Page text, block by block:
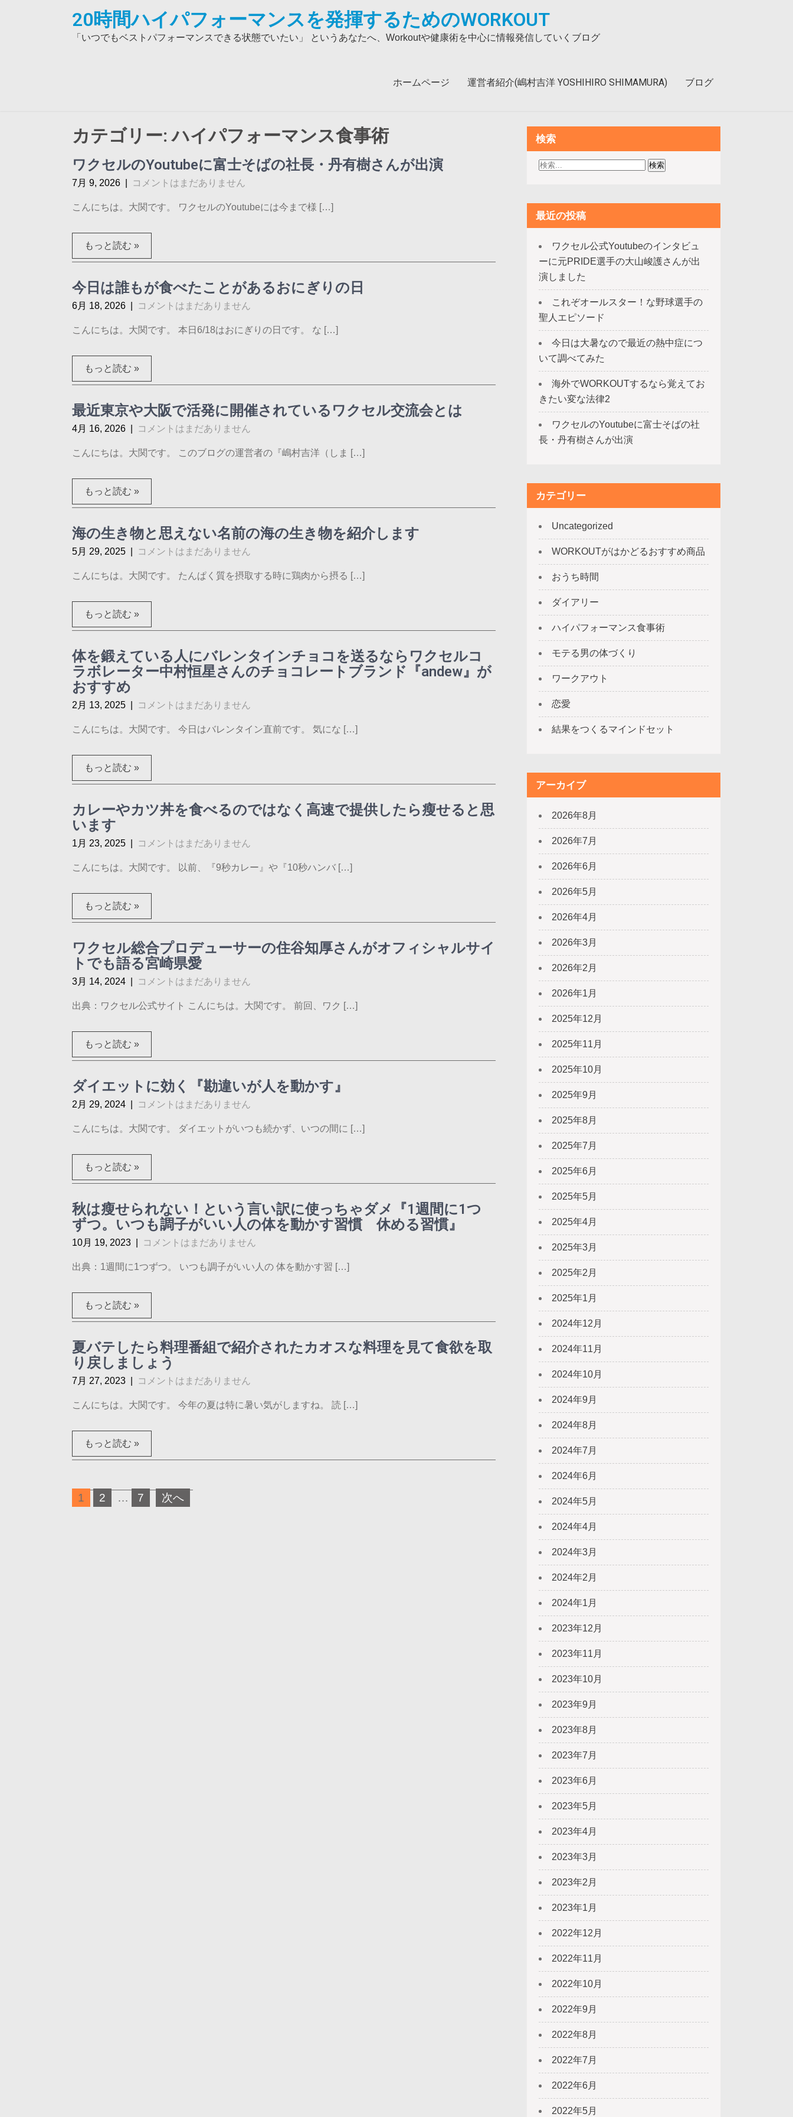
20時間ハイパフォーマンスを発揮するためのWORKOUT
「いつでもベストパフォーマンスできる状態でいたい」 というあなたへ、Workoutや健康術を中心に情報発信していくブログ
ホームページ 運営者紹介(嶋村吉洋 YOSHIHIRO SHIMAMURA) ブログ
カテゴリー:ハイパフォーマンス食事術
ワクセルのYoutubeに富士そばの社長・丹有樹さんが出演
7月 9, 2026 コメントはまだありません
こんにちは。大関です。 ワクセルのYoutubeには今まで様 […]
もっと読む »
今日は誰もが食べたことがあるおにぎりの日
6月 18, 2026 コメントはまだありません
こんにちは。大関です。 本日6/18はおにぎりの日です。 な […]
もっと読む »
最近東京や大阪で活発に開催されているワクセル交流会とは
4月 16, 2026 コメントはまだありません
こんにちは。大関です。 このブログの運営者の『嶋村吉洋（しま […]
もっと読む »
海の生き物と思えない名前の海の生き物を紹介します
5月 29, 2025 コメントはまだありません
こんにちは。大関です。 たんぱく質を摂取する時に鶏肉から摂る […]
もっと読む »
体を鍛えている人にバレンタインチョコを送るならワクセルコ
ラボレーター中村恒星さんのチョコレートブランド『andew』が
おすすめ
2月 13, 2025 コメントはまだありません
こんにちは。大関です。 今日はバレンタイン直前です。 気にな […]
もっと読む »
カレーやカツ丼を食べるのではなく高速で提供したら瘦せると思
います
1月 23, 2025 コメントはまだありません
こんにちは。大関です。 以前、『9秒カレー』や『10秒ハンバ […]
もっと読む »
ワクセル総合プロデューサーの住谷知厚さんがオフィシャルサイ
トでも語る宮崎県愛
3月 14, 2024 コメントはまだありません
出典：ワクセル公式サイト こんにちは。大関です。 前回、ワク […]
もっと読む »
ダイエットに効く『勘違いが人を動かす』
2月 29, 2024 コメントはまだありません
こんにちは。大関です。 ダイエットがいつも続かず、いつの間に […]
もっと読む »
秋は瘦せられない！という言い訳に使っちゃダメ『1週間に1つ
ずつ。いつも調子がいい人の体を動かす習慣 休める習慣』
10月 19, 2023 コメントはまだありません
出典：1週間に1つずつ。 いつも調子がいい人の 体を動かす習 […]
もっと読む »
夏バテしたら料理番組で紹介されたカオスな料理を見て食欲を取
り戻しましょう
7月 27, 2023 コメントはまだありません
こんにちは。大関です。 今年の夏は特に暑い気がしますね。 読 […]
もっと読む »
投
稿
1 2 … 7 次へ
検索
最近の投稿
ワクセル公式Youtubeのインタビュ
ーに元PRIDE選手の大山峻護さんが出
演しました
これぞオールスター！な野球選手の
聖人エピソード
今日は大暑なので最近の熱中症につ
いて調べてみた
海外でWORKOUTするなら覚えてお
きたい変な法律2
ワクセルのYoutubeに富士そばの社
長・丹有樹さんが出演
カテゴリー
Uncategorized
WORKOUTがはかどるおすすめ商品
おうち時間
ダイアリー
ハイパフォーマンス食事術
モテる男の体づくり
ワークアウト
恋愛
結果をつくるマインドセット
アーカイブ
2026年8月
2026年7月
2026年6月
2026年5月
2026年4月
2026年3月
2026年2月
2026年1月
2025年12月
2025年11月
2025年10月
2025年9月
2025年8月
2025年7月
2025年6月
2025年5月
2025年4月
2025年3月
2025年2月
2025年1月
2024年12月
2024年11月
2024年10月
2024年9月
2024年8月
2024年7月
2024年6月
2024年5月
2024年4月
2024年3月
2024年2月
2024年1月
2023年12月
2023年11月
2023年10月
2023年9月
2023年8月
2023年7月
2023年6月
2023年5月
2023年4月
2023年3月
2023年2月
2023年1月
2022年12月
2022年11月
2022年10月
2022年9月
2022年8月
2022年7月
2022年6月
2022年5月